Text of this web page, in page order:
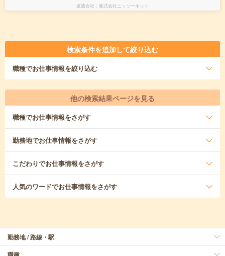
派遣会社 株式会社ニッソーネット
検索条件を追加して絞り込む
職種でお仕事情報を絞り込む
他の検索結果ページを見る
職種でお仕事情報をさがす
勤務地でお仕事情報をさがす
こだわりでお仕事情報をさがす
人気のワードでお仕事情報をさがす
勤務地 / 路線・駅